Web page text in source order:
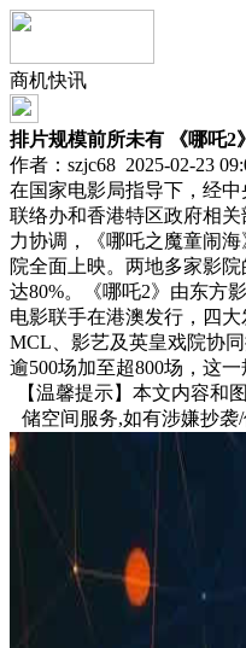
商机快讯
排片规模前所未有 《哪吒2
作者：szjc68 2025-02-23
在国家电影局指导下，经
联络办和香港特区政府相
力协调，《哪吒之魔童闹
院全面上映。两地多家影
达80%。《哪吒2》由东方
电影联手在港澳发行，四大
MCL、影艺及英皇戏院协
逾500场加至超800场，这
【温馨提示】本文内容和
储空间服务,如有涉嫌抄袭